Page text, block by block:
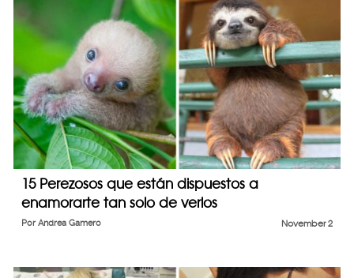
15 Perezosos que están dispuestos a
enamorarte tan solo de verlos
November 2
Por Andrea Gamero